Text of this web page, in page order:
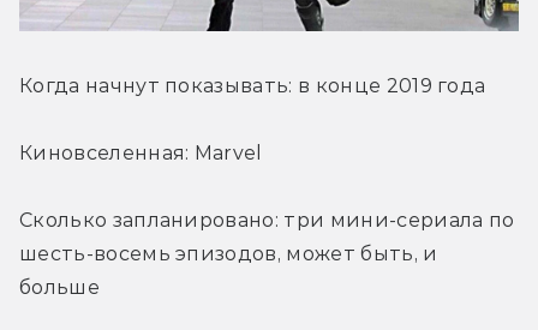
Когда начнут показывать: в конце 2019 года
Киновселенная: Marvel
Сколько запланировано: три мини-сериала по
шесть-восемь эпизодов, может быть, и
больше